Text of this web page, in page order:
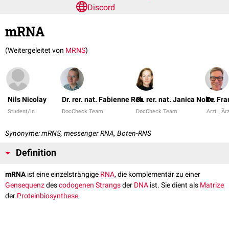
Discord
mRNA
(Weitergeleitet von MRNS)
Nils Nicolay
Student/in
Dr. rer. nat. Fabienne Reh
DocCheck Team
Dr. rer. nat. Janica Nolte
DocCheck Team
Dr.
Arzt |
Synonyme: mRNS, messenger RNA, Boten-RNS
Definition
mRNAist eine einzelsträngige RNA, die komplementär zu einer
Gensequenzdescodogenen Strangsder DNA ist. Sie dient als Matrize
der Proteinbiosynthese.